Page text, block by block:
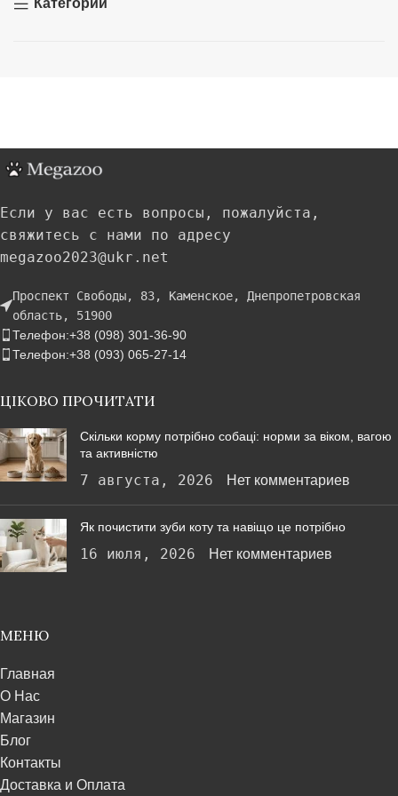
Категории
Если у вас есть вопросы, пожалуйста,
свяжитесь с нами по адресу
megazoo2023@ukr.net
Проспект Свободы, 83, Каменское, Днепропетровская
область, 51900
Телефон:+38 (098) 301-36-90
Телефон:+38 (093) 065-27-14
ЦІКОВО ПРОЧИТАТИ
Скільки корму потрібно собаці: норми за віком, вагою
та активністю
7 августа, 2026 Нет комментариев
Як почистити зуби коту та навіщо це потрібно
16 июля, 2026 Нет комментариев
МЕНЮ
Главная
О Нас
Магазин
Блог
Контакты
Доставка и Оплата